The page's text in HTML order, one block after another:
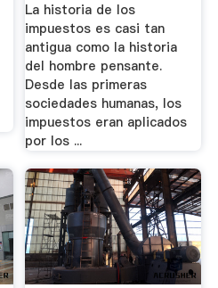
La historia de los
impuestos es casi tan
antigua como la historia
del hombre pensante.
Desde las primeras
sociedades humanas, los
impuestos eran aplicados
por los ...